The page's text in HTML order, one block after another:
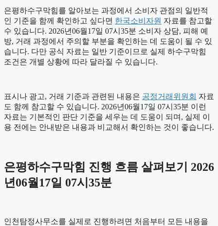
은평하수구막힘를 알아보는 과정에서 소비자 관점의 일반적
인 기준을 함께 확인하고 싶다면 한국소비자원 자료를 참고할
수 있습니다. 2026년06월17일 07시35분 소비자 상담, 피해 예
방, 거래 과정에서 주의할 부분을 확인하는 데 도움이 될 수 있
습니다. 다만 공식 자료는 일반 기준이므로 실제 하수구막힘
조건은 개별 상황에 따라 달라질 수 있습니다.
표시나 광고, 거래 기준과 관련된 내용은 공정거래위원회 자료
도 함께 참고할 수 있습니다. 2026년06월17일 07시35분 이런
자료는 기본적인 판단 기준을 세우는 데 도움이 되며, 실제 이
용 전에는 안내받은 내용과 비교해서 확인하는 것이 좋습니다.
은평하수구막힘 진행 흐름 살펴보기 2026
년06월17일 07시35분
인천탐정사무소를 실제로 진행하려면 처음부터 모든 내용을